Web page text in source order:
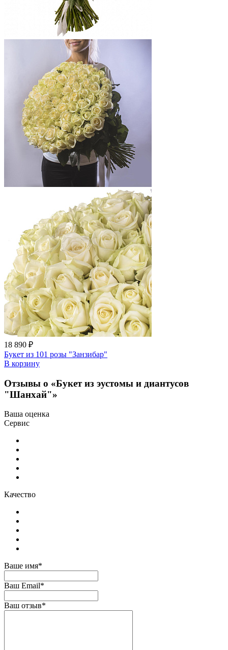
18 890 ₽
Букет из 101 розы "Занзибар"
В корзину
Отзывы о «Букет из эустомы и диантусов
"Шанхай"»
Ваша оценка
Сервис
Качество
Ваше имя*
Ваш Email*
Ваш отзыв*